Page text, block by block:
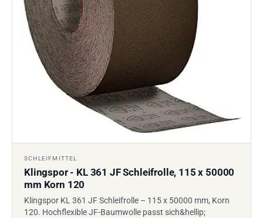
SCHLEIFMITTEL
Klingspor - KL 361 JF Schleifrolle, 115 x 50000
mm Korn 120
Klingspor KL 361 JF Schleifrolle – 115 x 50000 mm, Korn
120. Hochflexible JF-Baumwolle passt sich&hellip;